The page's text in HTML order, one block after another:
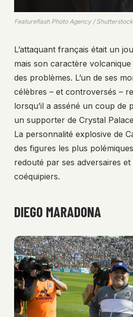
Featureflash Photo Agency /
L’attaquant français était un
mais son caractère
des problèmes. L’un de ses
célèbres – et controversés –
lorsqu’il a asséné un coup de
un supporter de Crystal
La personnalité explosive de
des figures les plus
redouté par ses adversaires
coéquipiers.
DIEGO MARADONA